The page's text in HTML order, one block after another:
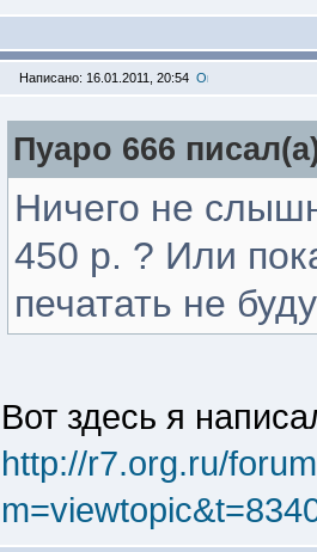
Написано: 16.01.2011, 20:54
Пуаро 666
Ничего не
450 р. ? Или
печатать не
Вот здесь я
http://r7.org.ru/